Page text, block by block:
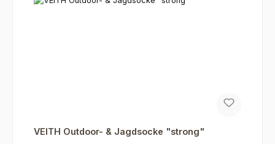
VEITH Outdoor- & Jagdsocke "strong"